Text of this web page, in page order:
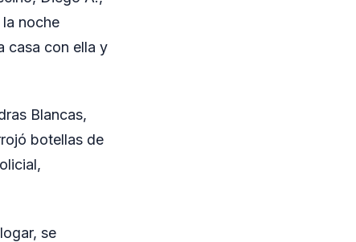
noche
casa con ella y
Blancas,
botellas de
se